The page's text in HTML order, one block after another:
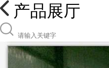
产品展厅